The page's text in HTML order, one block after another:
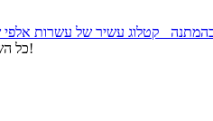
כל השירים שכבר הורדת מחכים לך כאן!